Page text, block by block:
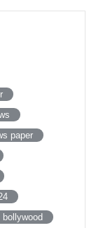
paper
bollywood